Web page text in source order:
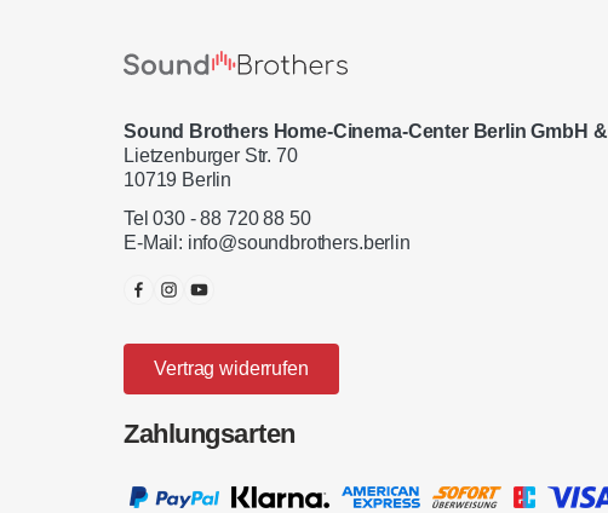
Sound Brothers Home-Cinema-Center Berlin GmbH
Lietzenburger Str. 70
10719 Berlin
Tel 030 - 88 720 88 50
E-Mail: info@soundbrothers.berlin
Vertrag widerrufen
Zahlungsarten